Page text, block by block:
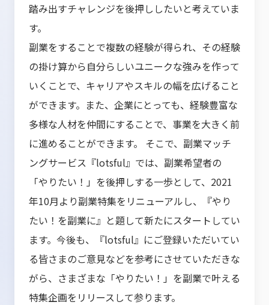
踏み出すチャレンジを後押ししたいと考えていま
す。
副業をすることで複数の経験が得られ、その経験
の掛け算から自分らしいユニークな強みを作って
いくことで、キャリアやスキルの幅を広げること
ができます。また、企業にとっても、経験豊富な
多様な人材を仲間にすることで、事業を大きく前
に進めることができます。 そこで、副業マッチ
ングサービス『lotsful』では、副業希望者の
「やりたい！」を後押しする一歩として、2021
年10月より副業特集をリニューアルし、『やり
たい！を副業に』と題して新たにスタートしてい
ます。今後も、『lotsful』にご登録いただいてい
る皆さまのご意見などを参考にさせていただきな
がら、さまざまな「やりたい！」を副業で叶える
特集企画をリリースして参ります。